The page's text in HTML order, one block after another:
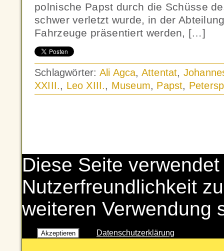
polnische Papst durch die Schüsse
schwer verletzt wurde, in der
Fahrzeuge präsentiert werden, […]
Schlagwörter: Ali Agca, Attentat,
XXIII., Leo XIII., Museum, Papst,
Diese Seite
Nutzerfreundlichkeit
weiteren Verwendung
Akzeptieren Datenschutzerklärung